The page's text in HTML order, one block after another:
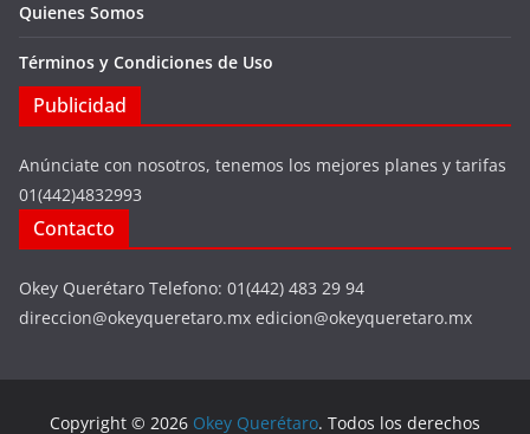
Quienes Somos
Términos y Condiciones de Uso
Publicidad
Anúnciate con nosotros, tenemos los mejores planes y tarifas
01(442)4832993
Contacto
Okey Querétaro Telefono: 01(442) 483 29 94
direccion@okeyqueretaro.mx edicion@okeyqueretaro.mx
Copyright © 2026 Okey Querétaro. Todos los derechos